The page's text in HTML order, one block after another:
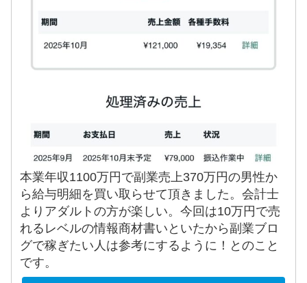
本業年収1100万円で副業売上370万円の男性か
ら給与明細を買い取らせて頂きました。会計士
よりアダルトの方が楽しい。今回は10万円で売
れるレベルの情報商材書いといたから副業ブロ
グで稼ぎたい人は参考にするように！とのこと
です。